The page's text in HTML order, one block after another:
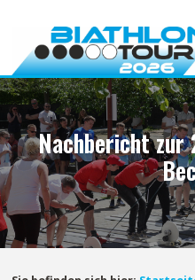
Inhalt
Nachbericht zur